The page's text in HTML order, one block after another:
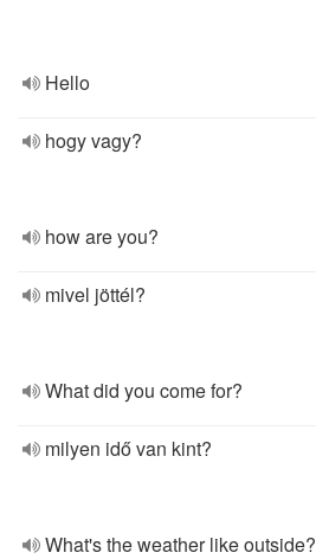
Hello
hogy vagy?
how are you?
mivel jöttél?
What did you come for?
milyen idő van kint?
What's the weather like outside?